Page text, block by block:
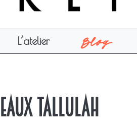
L’atelier Blog
Tallulah